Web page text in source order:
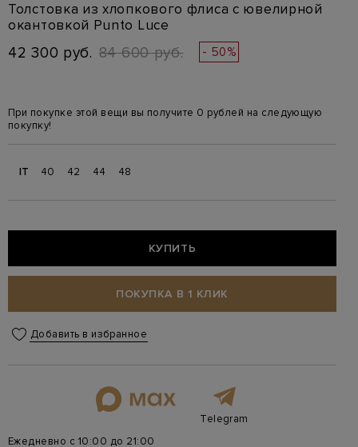
Толстовка из хлопкового флиса с ювелирной
окантовкой Punto Luce
42 300 руб. 84 600 руб. - 50%
При покупке этой вещи вы получите 0 рублей на следующую
покупку!
IT 40 42 44 48
КУПИТЬ
ПОКУПКА В 1 КЛИК
Добавить в избранное
Telegram
Ежедневно с 10:00 до 21:00